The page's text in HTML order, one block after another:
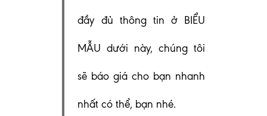
đầy đủ thông tin ở BIỂU
MẪU dưới này, chúng tôi
sẽ báo giá cho bạn nhanh
nhất có thể, bạn nhé.